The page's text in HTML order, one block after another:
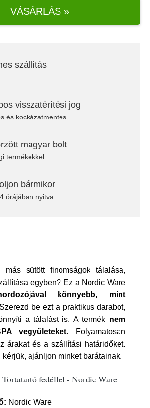
VÁSÁRLÁS »
szállítás
visszatérítési jog
és kockázatmentes
magyar bolt
termékekkel
bármikor
órájában nyitva
más sütött finomságok tálalása,
egyben? Ez a Nordic Ware
könnyebb, mint
Szerezd be ezt a praktikus darabot,
a tálalást is. A termék nem
vegyületeket. Folyamatosan
árakat és a szállítási határidőket.
kérjük, ajánljon minket barátainak.
fedéllel - Nordic Ware
Nordic Ware